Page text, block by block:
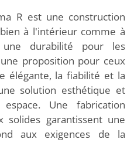
R est une construction
à l'intérieur comme à
une durabilité pour les
proposition pour ceux
élégante, la fiabilité et la
solution esthétique et
Une fabrication
garantissent une
aux exigences de la